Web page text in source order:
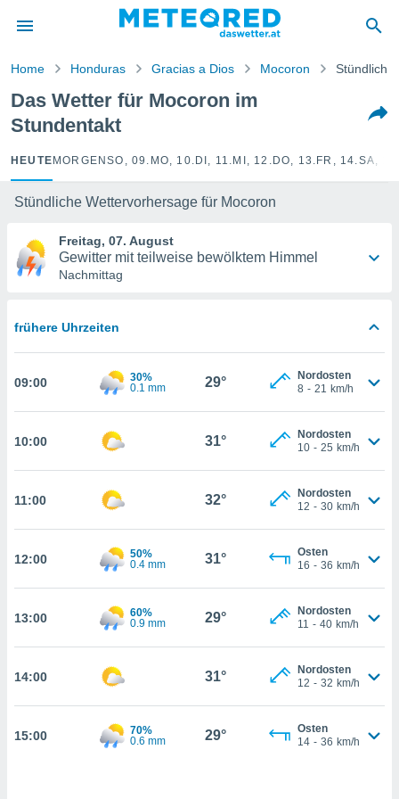
wurde
von
sind.
diese
auf
zu
die
FORTFAHREN
Home Honduras Gracias a Dios Mocoron Stündlich
Das Wetter für Mocoron im
Stundentakt
HEUTE MORGENSO, 09. MO, 10. DI, 11. MI, 12. DO, 13. FR, 14.SA,
Stündliche Wettervorhersage für Mocoron
Freitag, 07. August
Gewitter mit teilweise bewölktem Himmel
Nachmittag
frühere Uhrzeiten
09:00
30%
0.1 mm
29°
Nordosten
8 - 21 km/h
10:00 31°
Nordosten
10 - 25 km/h
11:00 32°
Nordosten
12 - 30 km/h
12:00
50%
0.4 mm
31°
Osten
16 - 36 km/h
13:00
60%
0.9 mm
29°
Nordosten
11 - 40 km/h
14:00 31°
Nordosten
12 - 32 km/h
15:00
70%
0.6 mm
29°
Osten
14 - 36 km/h